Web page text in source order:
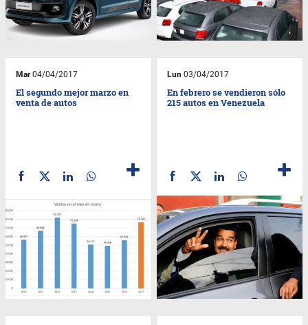
Mar04/04/2017
El segundo mejor marzo en
venta de autos
Lun 03/04/2017
En febrero se vendieron sólo
215 autos en Venezuela